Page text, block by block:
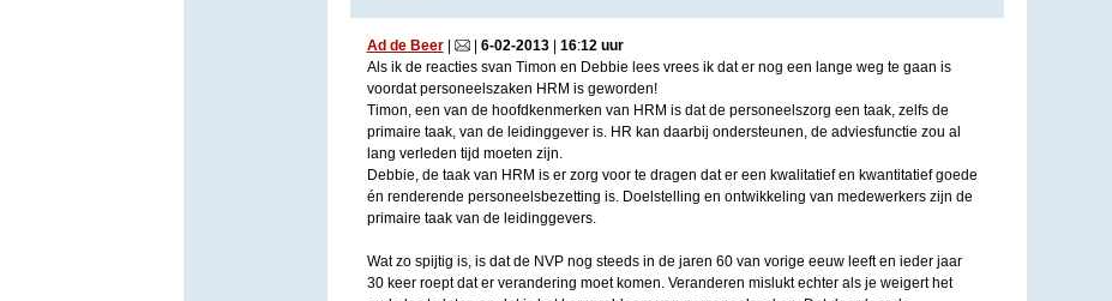
Ad de Beer| | 6-02-2013| 16:12 uur
Als ik de reacties svan Timon en Debbie lees vrees ik dat er nog een lange weg te gaan is
voordat personeelszaken HRM is geworden!
Timon, een van de hoofdkenmerken van HRM is dat de personeelszorg een taak, zelfs de
primaire taak, van de leidinggever is. HR kan daarbij ondersteunen, de adviesfunctie zou al
lang verleden tijd moeten zijn.
Debbie, de taak van HRM is er zorg voor te dragen dat er een kwalitatief en kwantitatief goede
én renderende personeelsbezetting is. Doelstelling en ontwikkeling van medewerkers zijn de
primaire taak van de leidinggevers.
Wat zo spijtig is, is dat de NVP nog steeds in de jaren 60 van vorige eeuw leeft en ieder jaar
30 keer roept dat er verandering moet komen. Veranderen mislukt echter als je weigert het